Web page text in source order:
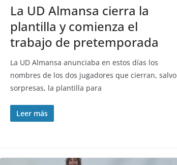
La UD Almansa cierra la
plantilla y comienza el
trabajo de pretemporada
La UD Almansa anunciaba en estos días los
nombres de los dos jugadores que cierran, salvo
sorpresas, la plantilla para
Leer más